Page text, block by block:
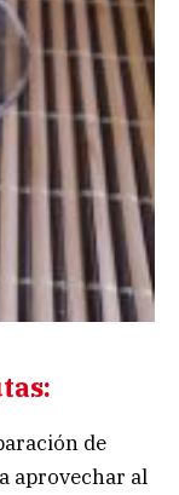
de
aprovechar al